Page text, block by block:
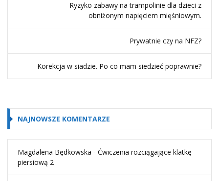
Ryzyko zabawy na trampolinie dla dzieci z
obniżonym napięciem mięśniowym.
Prywatnie czy na NFZ?
Korekcja w siadzie. Po co mam siedzieć poprawnie?
NAJNOWSZE KOMENTARZE
Magdalena Będkowska - Ćwiczenia rozciągające klatkę
piersiową 2